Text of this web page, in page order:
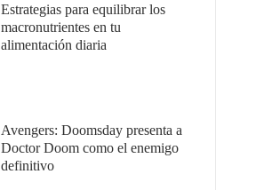
Estrategias para equilibrar los
macronutrientes en tu
alimentación diaria
Avengers: Doomsday presenta a
Doctor Doom como el enemigo
definitivo